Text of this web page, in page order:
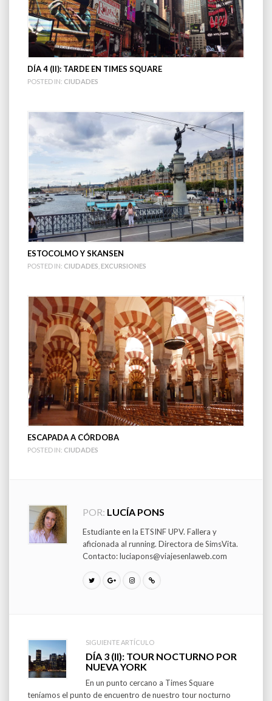
DÍA 4 (II): TARDE EN TIMES SQUARE
POSTED IN: CIUDADES
ESTOCOLMO Y SKANSEN
POSTED IN: CIUDADES EXCURSIONES
ESCAPADA A CÓRDOBA
POSTED IN: CIUDADES
POR: LUCÍA PONS
Estudiante en la ETSINF UPV. Fallera y
aficionada al running. Directora de SimsVita.
Contacto: luciapons@viajesenlaweb.com
Post
navigation
SIGUIENTE ARTÍCULO
DÍA 3 (II): TOUR NOCTURNO POR
NUEVA YORK
En un punto cercano a Times Square
teníamos el punto de encuentro de nuestro tour nocturno